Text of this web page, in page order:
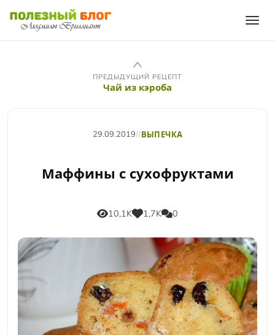
ПРЕДЫДУЩИЙ РЕЦЕПТ
Чай из кэроба
29.09.2019//ВЫПЕЧКА
Маффины с сухофруктами
10,1K 1,7K 0